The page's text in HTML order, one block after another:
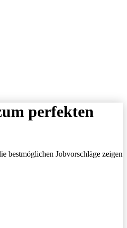
perfekten
bestmöglichen Jobvorschläge zeigen